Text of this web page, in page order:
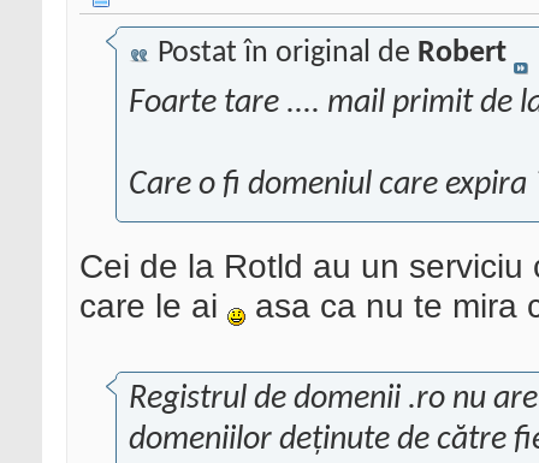
Postat în original de Robert
Foarte tare .... mail primit de
Care o fi domeniul care expira
Cei de la Rotld au un
care le ai
asa ca nu te mira
Registrul de domenii .ro nu
domeniilor deținute de către